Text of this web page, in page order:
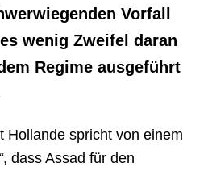
Vorfall
wenig Zweifel daran
Regime ausgeführt
Hollande spricht von einem
, dass Assad für den